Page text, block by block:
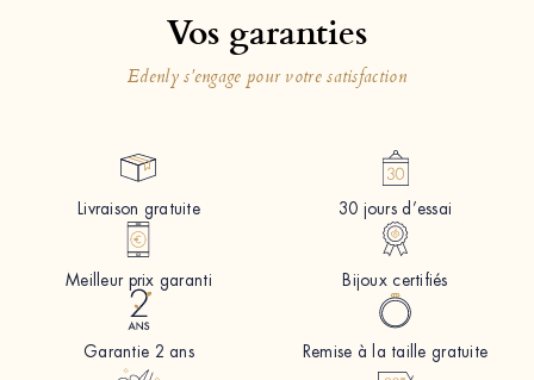
Vos garanties
Edenly s'engage pour votre satisfaction
Livraison gratuite 30 jours d’essai
Meilleur prix garanti Bijoux certifiés
Garantie 2 ans Remise à la taille gratuite